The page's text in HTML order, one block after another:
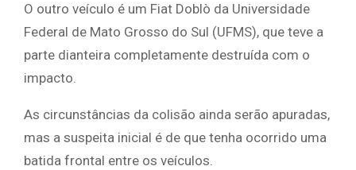
O outro veículo é um Fiat Doblò da Universidade
Federal de Mato Grosso do Sul (UFMS), que teve a
parte dianteira completamente destruída com o
impacto.
As circunstâncias da colisão ainda serão apuradas,
mas a suspeita inicial é de que tenha ocorrido uma
batida frontal entre os veículos.